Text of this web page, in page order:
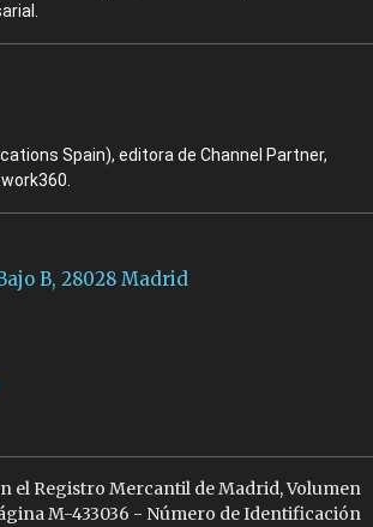
Spain), editora de Channel Partner,
B, 28028 Madrid
el Registro Mercantil de Madrid, Volumen
M-433036 - Número de Identificación